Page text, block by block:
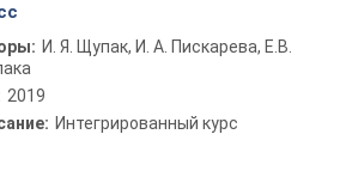
И. Я. Щупак, И. А. Пискарева, Е.В.
2019
Интегрированный курс